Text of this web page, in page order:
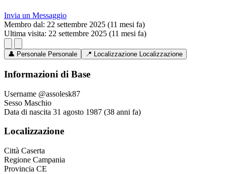
Invia un Messaggio
Membro dal: 22 settembre 2025 (11 mesi fa)
Ultima visita: 22 settembre 2025 (11 mesi fa)
👤 Personale Personale 📍 Localizzazione Localizzazione
Informazioni di Base
Username @assolesk87
Sesso Maschio
Data di nascita 31 agosto 1987 (38 anni fa)
Localizzazione
Città Caserta
Regione Campania
Provincia CE